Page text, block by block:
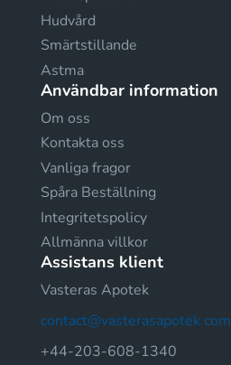
Hudvård
Smärtstillande
Astma
Användbar information
Om oss
Kontakta oss
Vanliga fragor
Spåra Beställning
Integritetspolicy
Allmänna villkor
Assistans klient
Vasteras Apotek
contact@vasterasapotek.com
+44-203-608-1340